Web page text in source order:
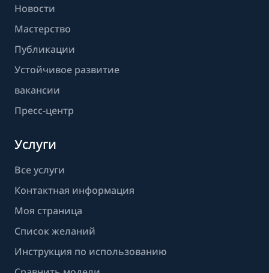
Новости
Мастерство
Публикации
Устойчивое развитие
вакансии
Пресс-центр
Услуги
Все услуги
Контактная информация
Моя страница
Список желаний
Инструкция по использованию